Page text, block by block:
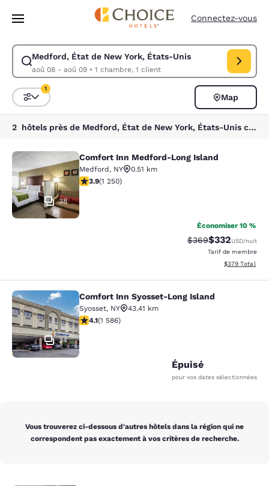
Passer à Contenu Principal
Connectez-vous
Medford, État de New York, États-Unis
aoû 08 - aoû 09• 1 chambre, 1 client
Modifiez la recherche pour Medford, État de New York, États-Unis.
Trier et filtrer
1
Map
2 hôtels près de Medford, État de New York, États-Unis correspondant à vos filtres
Comfort Inn Medford-Long Island
38
Comfort Inn Medford-Long Island
Medford, NY
0.51 km
3.94 étoiles. Bien. 1250 commentaires
3.9(1 250)
Économiser 10 %
Tarif barré :
$369Tarif réduit :
$332USD/nuit
Tarif de membre
Afficher les
$379 Total
Comfort Inn Syosset-Long Island
34
Comfort Inn Syosset-Long Island
Syosset, NY
43.41 km
4.11 étoiles. Très bon. 1586 commentaires
4.1(1 586)
Épuisé
pour vos dates sélectionnées
Vous trouverez ci-dessous d'autres hôtels dans la région qui ne
correspondent pas exactement à vos critères de recherche.